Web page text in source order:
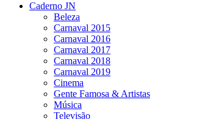
Caderno JN
Beleza
Carnaval 2015
Carnaval 2016
Carnaval 2017
Carnaval 2018
Carnaval 2019
Cinema
Gente Famosa & Artistas
Música
Televisão